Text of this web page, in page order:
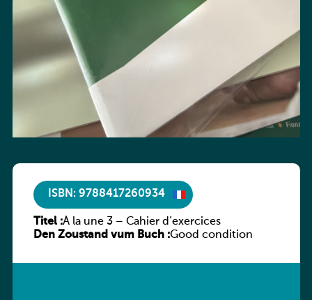
ISBN: 9788417260934
Titel :À la une 3 – Cahier d’exercices
Den Zoustand vum Buch :Good condition